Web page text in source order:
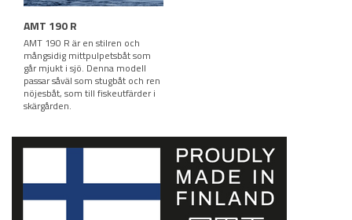
AMT 190 R
AMT 190 R är en stilren och
mångsidig mittpulpetsbåt som
går mjukt i sjö. Denna modell
passar såväl som stugbåt och ren
nöjesbåt, som till fiskeutfärder i
skärgården.